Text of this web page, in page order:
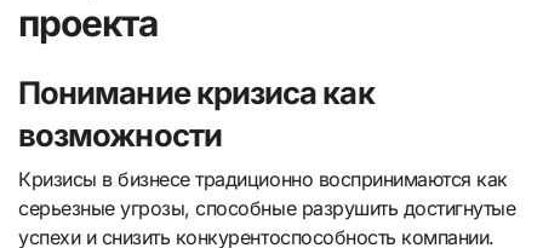
проекта
Понимание кризиса как
возможности
Кризисы в бизнесе традиционно воспринимаются как
серьезные угрозы, способные разрушить достигнутые
успехи и снизить конкурентоспособность компании.